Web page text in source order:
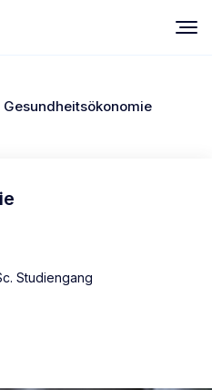
Gesundheitsökonomie
Studiengang